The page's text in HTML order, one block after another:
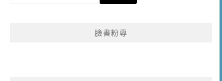
臉書粉專